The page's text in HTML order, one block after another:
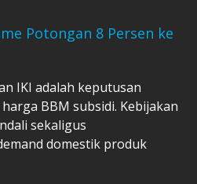
Potongan 8 Persen ke
IKI adalah keputusan
BBM subsidi. Kebijakan
sekaligus
domestik produk